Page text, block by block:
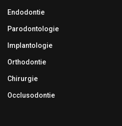
Endodontie
Parodontologie
Implantologie
Orthodontie
Chirurgie
Occlusodontie